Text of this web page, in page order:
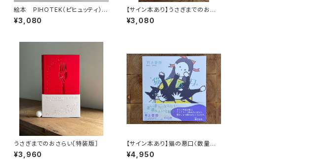
絵本 PIHOTEK（ピヒュッティ）
北極を風と歩く
¥3,080
【サイン本あり】うさぎまでのおさ
らい［通常版］
¥3,080
うさぎまでのおさらい［特装版］
¥3,960
【サイン本あり】猫の悪口〈数量限
定・オリジナルトート付き〉
¥4,950